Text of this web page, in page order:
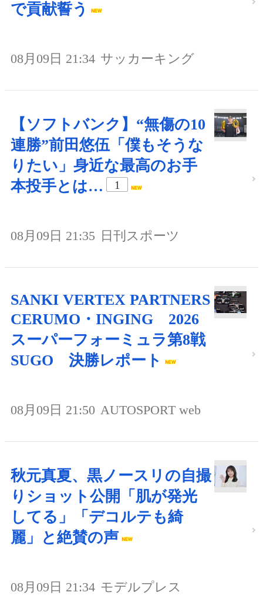
で貢献誓う
08月09日 21:34 サッカーキング
【ソフトバンク】“無傷の10
連勝”前田悠伍「僕もそうな
りたい」身近な最高のお手
本投手とは…
1
08月09日 21:35 日刊スポーツ
SANKI VERTEX PARTNERS
CERUMO・INGING 2026
スーパーフォーミュラ第8戦
SUGO 決勝レポート
08月09日 21:50 AUTOSPORT web
秋元真夏、黒ノースリの自撮
りショット公開「肌が発光
してる」「デコルテも綺
麗」と絶賛の声
08月09日 21:34 モデルプレス